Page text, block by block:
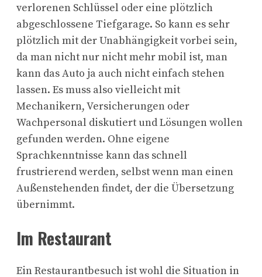
verlorenen Schlüssel oder eine plötzlich
abgeschlossene Tiefgarage. So kann es sehr
plötzlich mit der Unabhängigkeit vorbei sein,
da man nicht nur nicht mehr mobil ist, man
kann das Auto ja auch nicht einfach stehen
lassen. Es muss also vielleicht mit
Mechanikern, Versicherungen oder
Wachpersonal diskutiert und Lösungen wollen
gefunden werden. Ohne eigene
Sprachkenntnisse kann das schnell
frustrierend werden, selbst wenn man einen
Außenstehenden findet, der die Übersetzung
übernimmt.
Im Restaurant
Ein Restaurantbesuch ist wohl die Situation in